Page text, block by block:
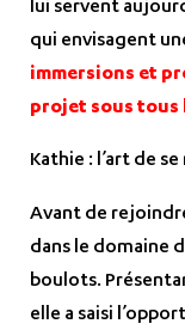
lui servent
qui envisagent
immersions et
projet sous tous
Kathie : l’art de
Avant de
dans le domaine
boulots.
elle a saisi